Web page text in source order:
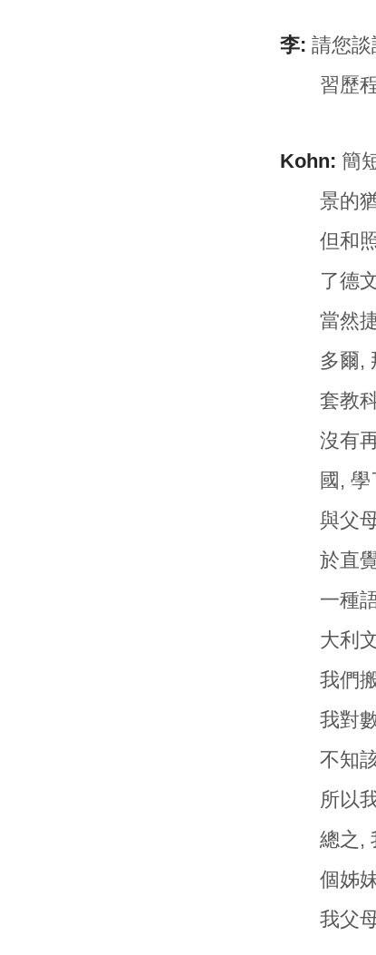
李: 請您
習歷
Kohn: 簡
景的
但和
了德
當然
多爾,
套教
沒有
國,
與父
於直
一種
大利
我們
我對
不知
所以
總之,
個姊
我父